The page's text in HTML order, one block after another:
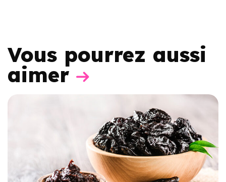
Vous pourrez aussi
aimer